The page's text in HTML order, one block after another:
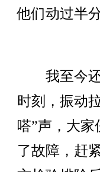
他们动过半
我至今还
时刻，振动
嗒”声，大
了故障，赶